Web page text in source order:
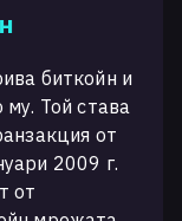
биткойн и
му. Той става
от
2009 г.
от